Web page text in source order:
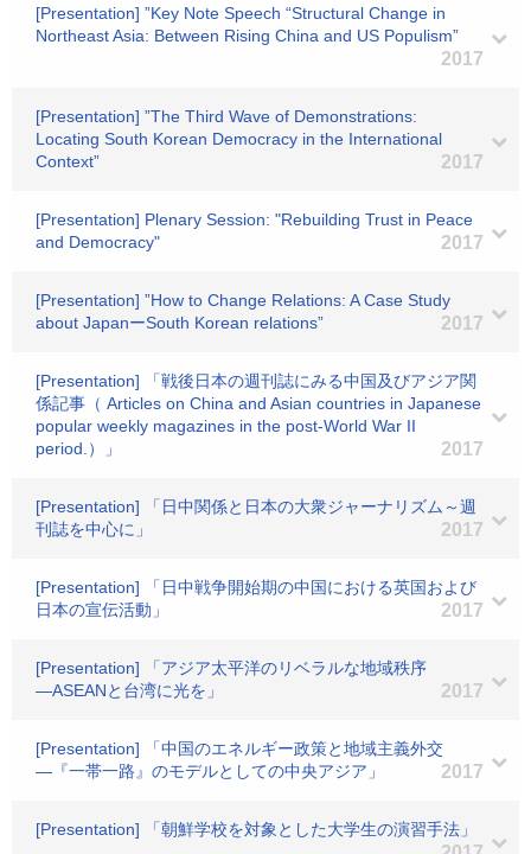
[Presentation] ”Key Note Speech “Structural Change in
Northeast Asia: Between Rising China and US Populism”
2017
[Presentation] ”The Third Wave of Demonstrations:
Locating South Korean Democracy in the International
Context”
2017
[Presentation] Plenary Session: "Rebuilding Trust in Peace
and Democracy"
2017
[Presentation] ”How to Change Relations: A Case Study
about JapanーSouth Korean relations”
2017
[Presentation] 「戦後日本の週刊誌にみる中国及びアジア関
係記事（ Articles on China and Asian countries in Japanese
popular weekly magazines in the post-World War II
period.）」
2017
[Presentation] 「日中関係と日本の大衆ジャーナリズム～週
刊誌を中心に」
2017
[Presentation] 「日中戦争開始期の中国における英国および
日本の宣伝活動」
2017
[Presentation] 「アジア太平洋のリベラルな地域秩序
―ASEANと台湾に光を」
2017
[Presentation] 「中国のエネルギー政策と地域主義外交
―『一帯一路』のモデルとしての中央アジア」
2017
[Presentation] 「朝鮮学校を対象とした大学生の演習手法」